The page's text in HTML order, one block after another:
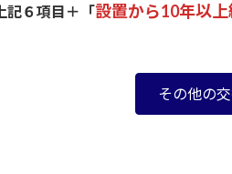
上記６項目＋「設置から10年以
その他の